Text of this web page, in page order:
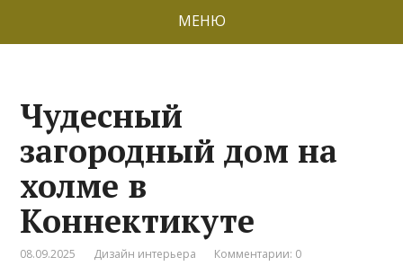
МЕНЮ
Чудесный
загородный дом на
холме в
Коннектикуте
08.09.2025 Дизайн интерьера Комментарии: 0